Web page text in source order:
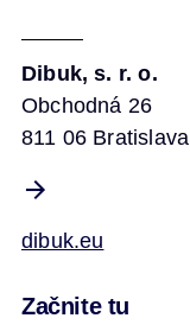
Dibuk, s. r. o.
Obchodná 26
811 06 Bratislava
dibuk.eu
Začnite tu